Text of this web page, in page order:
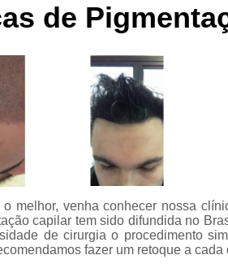
Tratamento
de
o melhor, venha conhecer nossa
capilar tem sido difundida no
de cirurgia o procedimento
fazer um retoque a cada